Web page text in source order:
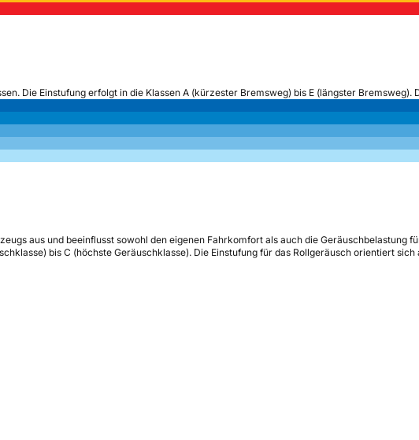
Die Einstufung erfolgt in die Klassen A (kürzester Bremsweg) bis E (längster
aus und beeinflusst sowohl den eigenen Fahrkomfort als auch die Geräuschbelastung
bis C (höchste Geräuschklasse). Die Einstufung für das Rollgeräusch orientiert sich